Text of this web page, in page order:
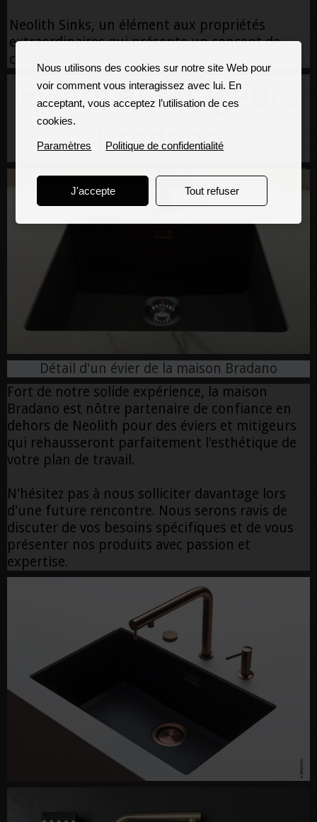
Neolith Sinks, un élément aux propriétés
extraordinaires qui présente un concept de
cuisine intégré et fonctionnel.
Eviers et Mitigeurs
Bradano
Détail d'un évier de la maison Bradano
Fort de notre solide expérience, la maison
Bradano est nôtre partenaire de confiance en
dehors de Neolith pour des éviers et mitigeurs
qui rehausseront parfaitement l'esthétique de
votre plan de travail.
N'hésitez pas à nous solliciter davantage lors
d'une future rencontre. Nous serons ravis de
discuter de vos besoins spécifiques et de vous
présenter nos produits avec passion et
expertise.
Nous utilisons des cookies sur notre site Web pour
voir comment vous interagissez avec lui. En
acceptant, vous acceptez l’utilisation de ces
cookies.
Paramètres Politique de confidentialité
J'accepte Tout refuser